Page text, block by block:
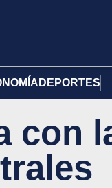
DEPORTES
con